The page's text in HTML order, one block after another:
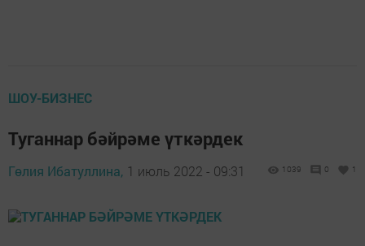
ШОУ-БИЗНЕС
Туганнар бәйрәме үткәрдек
Гөлия Ибатуллина, 1 июль 2022 - 09:31 1039 0 1